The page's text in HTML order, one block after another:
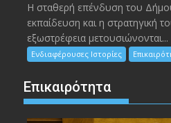
Η σταθερή επένδυση του
εκπαίδευση και η στρατηγική
εξωστρέφεια μετουσιώνονται...
Ενδιαφέρουσες Ιστορίες
Επικαιρότητα